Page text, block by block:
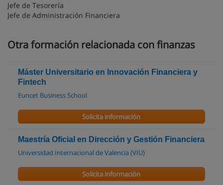
Jefe de Tesorería
Jefe de Administración Financiera
Otra formación relacionada con finanzas
Máster Universitario en Innovación Financiera y
Fintech
Euncet Business School
Solicita información
Maestría Oficial en Dirección y Gestión Financiera
Universidad Internacional de Valencia (VIU)
Solicita información